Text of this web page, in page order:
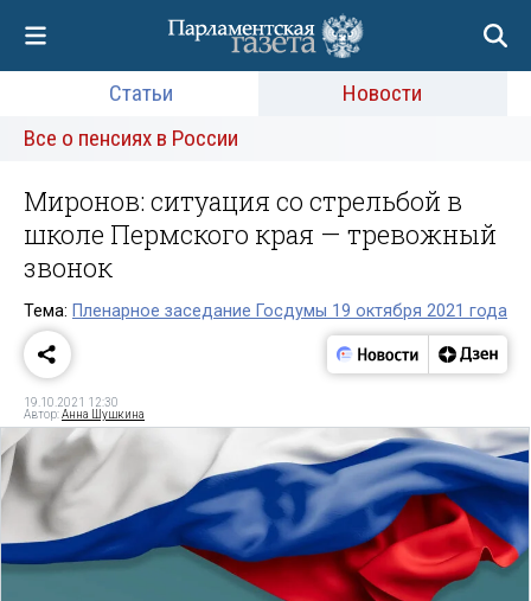
Статьи
Новости
Все о пенсиях в России
Миронов: ситуация со стрельбой в
школе Пермского края — тревожный
звонок
Тема: Пленарное заседание Госдумы 19 октября 2021 года
19.10.2021 12:30
Автор:Анна Шушкина